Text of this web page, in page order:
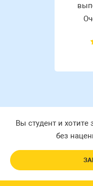
Вы студент и хотите
без